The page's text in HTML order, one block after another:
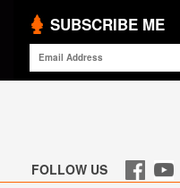
SUBSCRIBE ME
FOLLOW US